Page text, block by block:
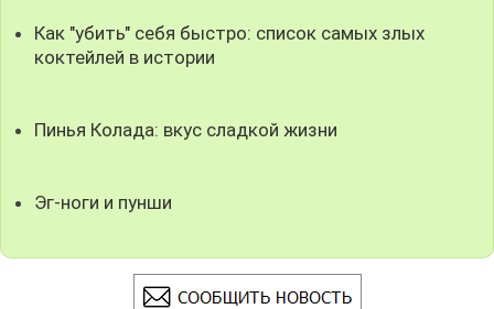
Как "убить" себя быстро: список самых злых
коктейлей в истории
Пинья Колада: вкус сладкой жизни
Эг-ноги и пунши